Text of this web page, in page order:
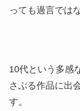
っても過言では
10代という多感
さぶる作品に出
す。